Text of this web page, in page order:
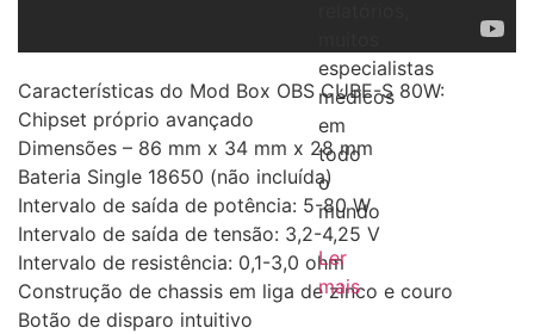
especialistas
médicos
em
todo
o
mundo
Ler
mais
Características do Mod Box OBS CUBE-S 80W:
Chipset próprio avançado
Dimensões – 86 mm x 34 mm x 28 mm
Bateria Single 18650 (não incluída)
Intervalo de saída de potência: 5-80 W
Intervalo de saída de tensão: 3,2-4,25 V
Intervalo de resistência: 0,1-3,0 ohm
Construção de chassis em liga de zinco e couro
Botão de disparo intuitivo